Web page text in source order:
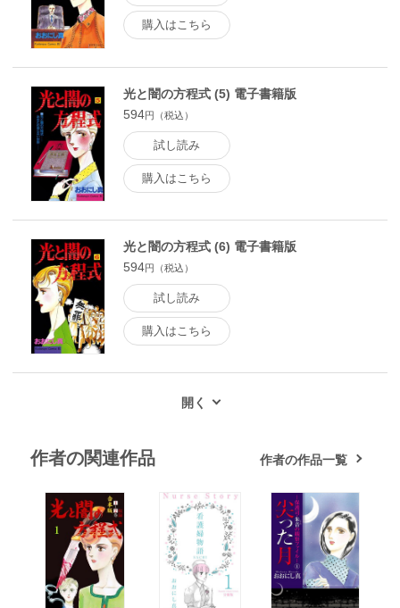
購入はこちら
光と闇の方程式 (5) 電子書籍版
594円（税込）
試し読み
購入はこちら
光と闇の方程式 (6) 電子書籍版
594円（税込）
試し読み
購入はこちら
作者の関連作品 作者の作品一覧